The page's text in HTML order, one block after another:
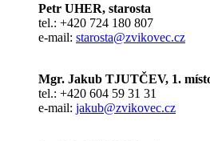
Petr UHER, starosta
tel.: +420 724 180 807
e-mail: starosta@zvikovec.cz
Mgr. Jakub TJUTČEV, 1.
tel.: +420 604 59 31 31
e-mail: jakub@zvikovec.cz